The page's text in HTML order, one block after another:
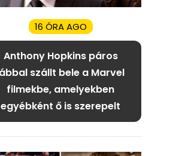
16 ÓRA AGO
Anthony Hopkins páros
szállt bele a Marvel
filmekbe, amelyekben
egyébként ő is szerepelt